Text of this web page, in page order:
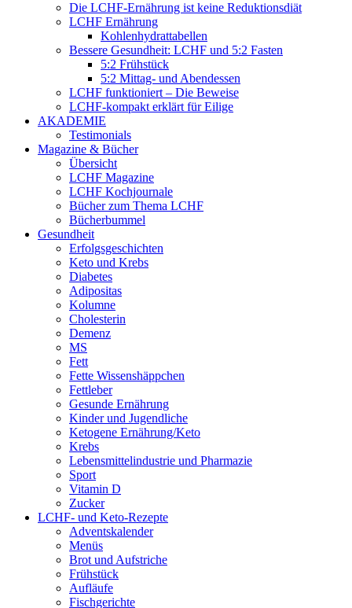
Die LCHF-Ernährung ist keine Reduktionsdiät
LCHF Ernährung
Kohlenhydrattabellen
Bessere Gesundheit: LCHF und 5:2 Fasten
5:2 Frühstück
5:2 Mittag- und Abendessen
LCHF funktioniert – Die Beweise
LCHF-kompakt erklärt für Eilige
AKADEMIE
Testimonials
Magazine & Bücher
Übersicht
LCHF Magazine
LCHF Kochjournale
Bücher zum Thema LCHF
Bücherbummel
Gesundheit
Erfolgsgeschichten
Keto und Krebs
Diabetes
Adipositas
Kolumne
Cholesterin
Demenz
MS
Fett
Fette Wissenshäppchen
Fettleber
Gesunde Ernährung
Kinder und Jugendliche
Ketogene Ernährung/Keto
Krebs
Lebensmittelindustrie und Pharmazie
Sport
Vitamin D
Zucker
LCHF- und Keto-Rezepte
Adventskalender
Menüs
Brot und Aufstriche
Frühstück
Aufläufe
Fischgerichte